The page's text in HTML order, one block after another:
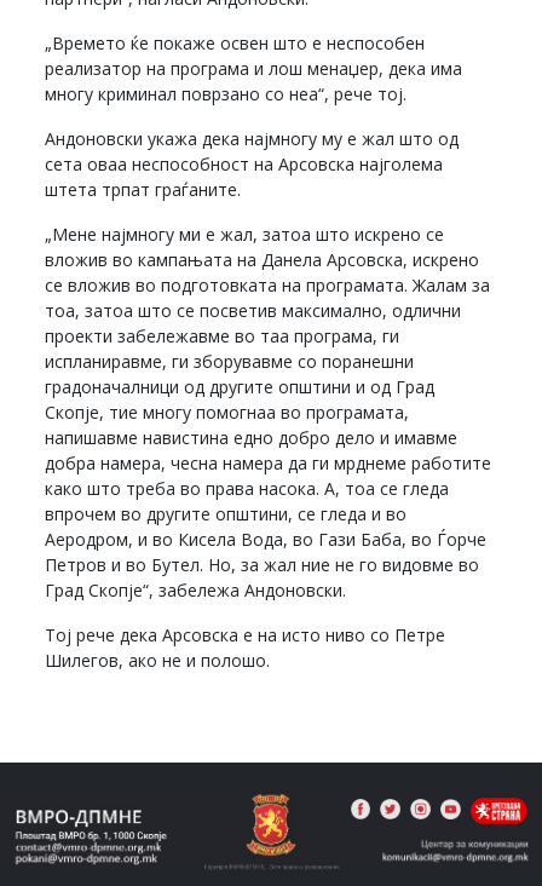
„Времето ќе покаже освен што е неспособен
реализатор на програма и лош менаџер, дека има
многу криминал поврзано со неа“, рече тој.
Андоновски укажа дека најмногу му е жал што од
сета оваа неспособност на Арсовска најголема
штета трпат граѓаните.
„Мене најмногу ми е жал, затоа што искрено се
вложив во кампањата на Данела Арсовска, искрено
се вложив во подготовката на програмата. Жалам за
тоа, затоа што се посветив максимално, одлични
проекти забележавме во таа програма, ги
испланиравме, ги зборувавме со поранешни
градоначалници од другите општини и од Град
Скопје, тие многу помогнаа во програмата,
напишавме навистина едно добро дело и имавме
добра намера, чесна намера да ги мрднеме работите
како што треба во права насока. А, тоа се гледа
впрочем во другите општини, се гледа и во
Аеродром, и во Кисела Вода, во Гази Баба, во Ѓорче
Петров и во Бутел. Но, за жал ние не го видовме во
Град Скопје“, забележа Андоновски.
Тој рече дека Арсовска е на исто ниво со Петре
Шилегов, ако не и полошо.